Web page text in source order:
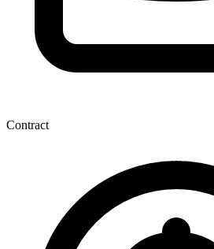
Contract